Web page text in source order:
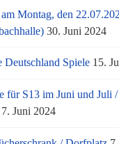
Montag, den
30. Juni 2024
Deutschland Spiele 15.
für S13 im Juni und Juli
7. Juni 2024